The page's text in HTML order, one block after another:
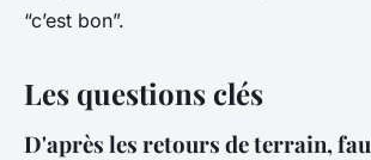
“c’est bon”.
Les questions clés
D'après les retours de terrain,